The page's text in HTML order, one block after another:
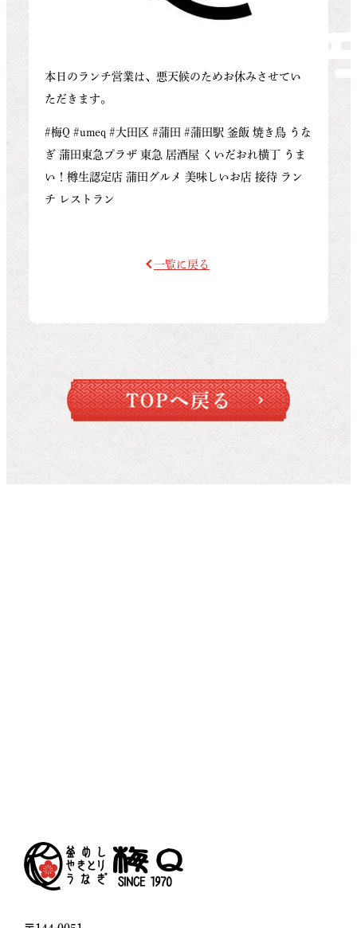
本日のランチ営業は、悪天候のためお休みさせてい
ただきます。
#梅Q #umeq #大田区 #蒲田 #蒲田駅 釜飯 焼き鳥 うな
ぎ 蒲田東急プラザ 東急 居酒屋 くいだおれ横丁 うま
い！樽生認定店 蒲田グルメ 美味しいお店 接待 ラン
チ レストラン
一覧に戻る